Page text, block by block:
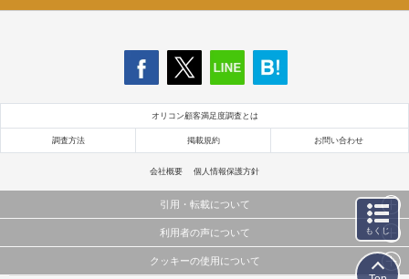
オリコン顧客満足度調査とは
調査方法 掲載規約 お問い合わせ
会社概要 個人情報保護方針
引用・転載について
当サイトで公開されている情報（文字、写真、イラスト、画像データ等）及びこれらの配置・
これらの情報を権利者の許可なく無断転載・複製などの二次利用を行うことは固く禁じており
利用者の声について
当サイトに掲載している内容はすべてサービスの利用者が提出された見解・感想です。
クッキーの使用について
もくじ